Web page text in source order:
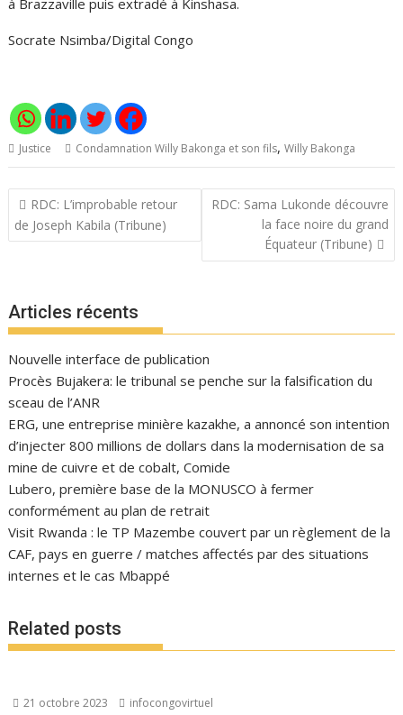
à Brazzaville puis extradé à Kinshasa.
Socrate Nsimba/Digital Congo
Justice Condamnation Willy Bakonga et son fils,Willy Bakonga
Navigation
de
l’article
RDC: L’improbable retour
de Joseph Kabila (Tribune)
RDC: Sama Lukonde découvre
la face noire du grand
Équateur (Tribune)
Articles récents
Nouvelle interface de publication
Procès Bujakera: le tribunal se penche sur la falsification du
sceau de l’ANR
ERG, une entreprise minière kazakhe, a annoncé son intention
d’injecter 800 millions de dollars dans la modernisation de sa
mine de cuivre et de cobalt, Comide
Lubero, première base de la MONUSCO à fermer
conformément au plan de retrait
Visit Rwanda : le TP Mazembe couvert par un règlement de la
CAF, pays en guerre / matches affectés par des situations
internes et le cas Mbappé
Related posts
21 octobre 2023 infocongovirtuel